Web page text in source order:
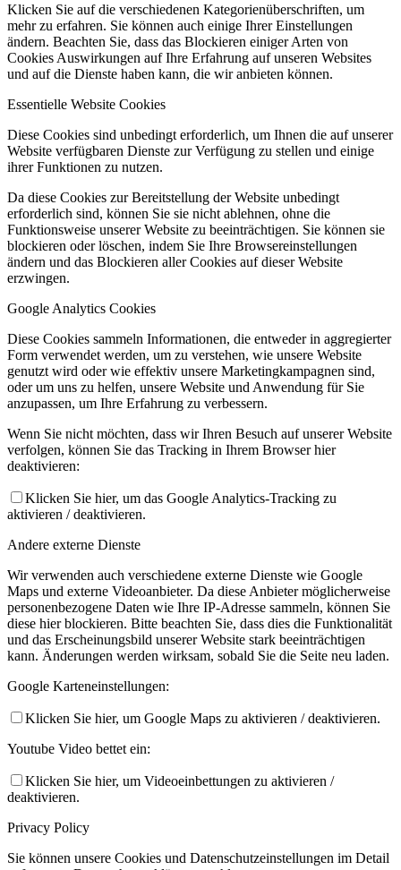
Klicken Sie auf die verschiedenen Kategorienüberschriften, um
mehr zu erfahren. Sie können auch einige Ihrer Einstellungen
ändern. Beachten Sie, dass das Blockieren einiger Arten von
Cookies Auswirkungen auf Ihre Erfahrung auf unseren Websites
und auf die Dienste haben kann, die wir anbieten können.
Essentielle Website Cookies
Diese Cookies sind unbedingt erforderlich, um Ihnen die auf unserer
Website verfügbaren Dienste zur Verfügung zu stellen und einige
ihrer Funktionen zu nutzen.
Da diese Cookies zur Bereitstellung der Website unbedingt
erforderlich sind, können Sie sie nicht ablehnen, ohne die
Funktionsweise unserer Website zu beeinträchtigen. Sie können sie
blockieren oder löschen, indem Sie Ihre Browsereinstellungen
ändern und das Blockieren aller Cookies auf dieser Website
erzwingen.
Google Analytics Cookies
Diese Cookies sammeln Informationen, die entweder in aggregierter
Form verwendet werden, um zu verstehen, wie unsere Website
genutzt wird oder wie effektiv unsere Marketingkampagnen sind,
oder um uns zu helfen, unsere Website und Anwendung für Sie
anzupassen, um Ihre Erfahrung zu verbessern.
Wenn Sie nicht möchten, dass wir Ihren Besuch auf unserer Website
verfolgen, können Sie das Tracking in Ihrem Browser hier
deaktivieren:
Klicken Sie hier, um das Google Analytics-Tracking zu
aktivieren / deaktivieren.
Andere externe Dienste
Wir verwenden auch verschiedene externe Dienste wie Google
Maps und externe Videoanbieter. Da diese Anbieter möglicherweise
personenbezogene Daten wie Ihre IP-Adresse sammeln, können Sie
diese hier blockieren. Bitte beachten Sie, dass dies die Funktionalität
und das Erscheinungsbild unserer Website stark beeinträchtigen
kann. Änderungen werden wirksam, sobald Sie die Seite neu laden.
Google Karteneinstellungen:
Klicken Sie hier, um Google Maps zu aktivieren / deaktivieren.
Youtube Video bettet ein:
Klicken Sie hier, um Videoeinbettungen zu aktivieren /
deaktivieren.
Privacy Policy
Sie können unsere Cookies und Datenschutzeinstellungen im Detail